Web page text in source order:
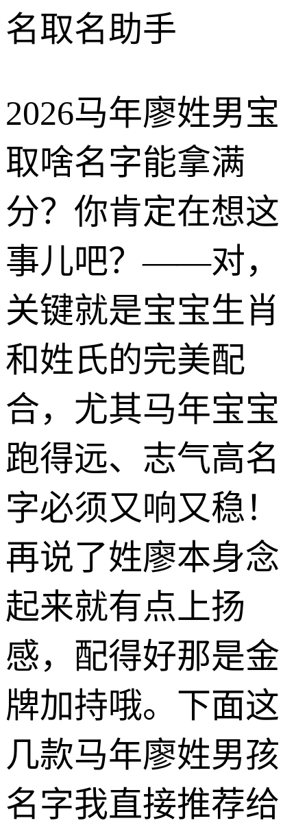
名取名助手
2026马年廖姓男宝
取啥名字能拿满
分？你肯定在想这
事儿吧？——对，
关键就是宝宝生肖
和姓氏的完美配
合，尤其马年宝宝
跑得远、志气高名
字必须又响又稳！
再说了姓廖本身念
起来就有点上扬
感，配得好那是金
牌加持哦。下面这
几款马年廖姓男孩
名字我直接推荐给